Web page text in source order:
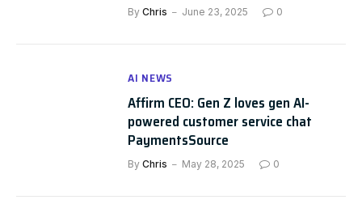
By Chris June 23, 2025 0
AI NEWS
Affirm CEO: Gen Z loves gen AI-
powered customer service chat
PaymentsSource
By Chris May 28, 2025 0